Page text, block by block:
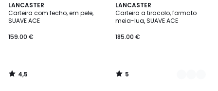
LANCASTER
Carteira com fecho, em pele,
SUAVE ACE
159.00 €
4,5
/ 5
4,5
/
LANCASTER
Carteira a tiracolo, formato
meia-lua, SUAVE ACE
185.00 €
5
/
5
3
Cores
5
/